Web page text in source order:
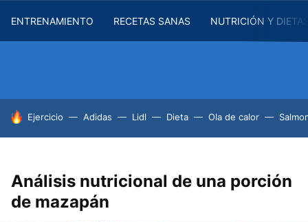
ENTRENAMIENTO RECETAS SANAS NUTRICIÓN Y
HOY SE HABLA DE
Ejercicio Adidas Lidl Dieta Ola de calor
Análisis nutricional de una porción
de mazapán